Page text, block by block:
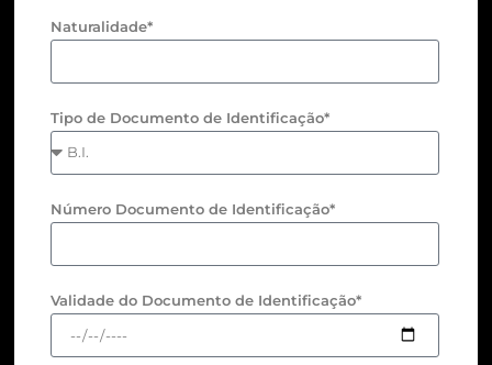
Naturalidade*
Tipo de Documento de Identificação*
Número Documento de Identificação*
Validade do Documento de Identificação*